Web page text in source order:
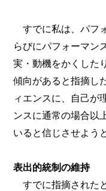
すでに私は、パフ
らびにパフォーマン
実・動機をかくした
傾向があると指摘し
ィエンスに、自己が
ンスに通常の場合以
いると信じさせよう
表出的統制の維持
すでに指摘された